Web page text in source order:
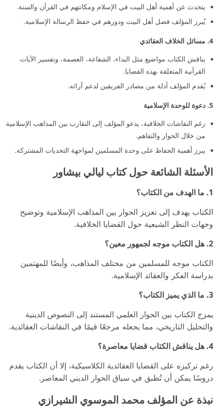
يتحدث عن أهمية أهل البيت في الإسلام ومكانتهم في القرآن والسنة.
يُبرز المؤلف فضل أهل البيت ودورهم في حفظ الرسالة الإسلامية.
4. مسائل الخلاف العقائدي
يناقش الكتاب مواضيع مثل البداء، الشفاعة، العصمة، وتفسير الآيات
القرآنية المتعلقة بهذه القضايا.
يُقدم المؤلف أدلة من مصادر الفريقين لدعم آرائه.
5. دعوة للوحدة الإسلامية
رغم النقاشات الخلافية، يدعو المؤلف إلى التقارب بين المذاهب الإسلامية
من خلال الحوار والتفاهم.
يبرز أهمية الحفاظ على وحدة المسلمين لمواجهة التحديات المشتركة.
الأسئلة الشائعة حول كتاب ليالي بيشاور
1. ما الهدف من الكتاب؟
الكتاب يهدف إلى تعزيز الحوار بين المذاهب الإسلامية وتوضيح
وجهات النظر الشيعية حول القضايا الخلافية.
2. هل الكتاب موجه لجمهور معين؟
الكتاب موجه للمسلمين من مختلف المذاهب، وأيضًا للمهتمين
بدراسة الفكر والعقائد الإسلامية.
3. ما الذي يميز الكتاب؟
يمزج الكتاب بين الحوار العلمي المستند إلى النصوص الدينية
والتحليل التاريخي، مما يجعله مرجعًا قيمًا في النقاشات العقائدية.
4. هل يناقش الكتاب قضايا معاصرة؟
رغم تركيزه على القضايا العقائدية الكلاسيكية، إلا أن الكتاب يقدم
دروسًا يمكن أن تُطبق في سياق الحوار الديني المعاصر.
نبذة عن المؤلف محمد الموسوي الشيرازي